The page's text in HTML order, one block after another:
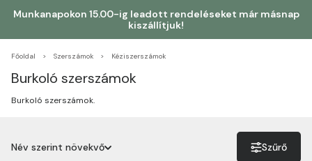
Munkanapokon 15.00-ig leadott rendeléseket már másnap
kiszállítjuk!
Főoldal Szerszámok Kéziszerszámok
Burkoló szerszámok
Burkoló szerszámok.
Név szerint növekvő
Szűrő